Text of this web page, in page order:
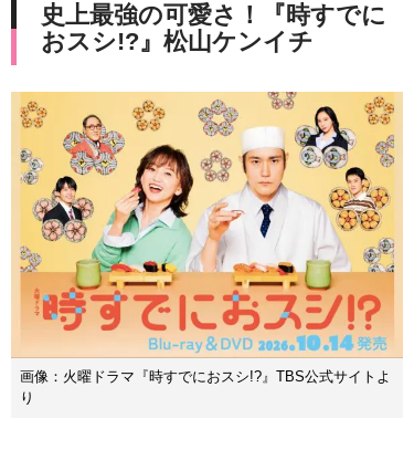
史上最強の可愛さ！『時すでに
おスシ!?』松山ケンイチ
画像：火曜ドラマ『時すでにおスシ!?』TBS公式サイトよ
り